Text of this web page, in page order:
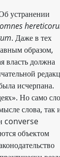
устранении
. Даже в тех
образом,
власть должна
исчерпана.
Но само
слова, так
converse
объектом